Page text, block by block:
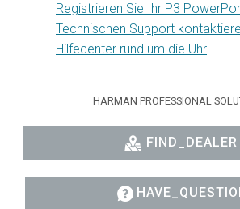
Registrieren Sie Ihr P3
Technischen Support
Hilfecenter rund um die Uhr
HARMAN PROFESSIONAL
FIND_DEALER